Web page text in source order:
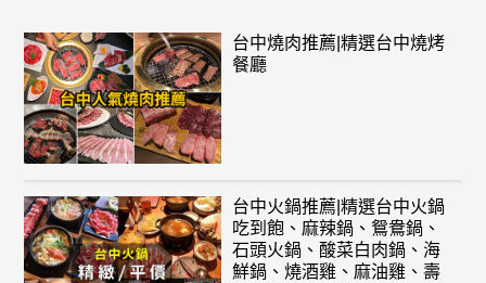
台中燒肉推薦|精選台中燒烤
餐廳
台中火鍋推薦|精選台中火鍋
吃到飽、麻辣鍋、鴛鴦鍋、
石頭火鍋、酸菜白肉鍋、海
鮮鍋、燒酒雞、麻油雞、壽